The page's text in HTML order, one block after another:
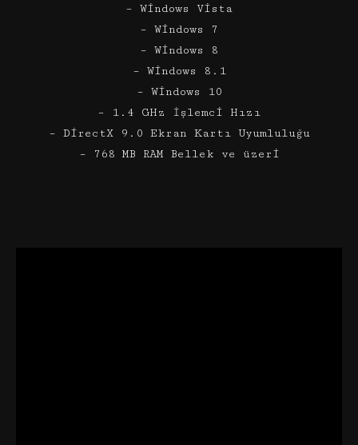
– Windows Vista
– Windows 7
– Windows 8
– Windows 8.1
– Windows 10
– 1.4 GHz İşlemci Hızı
– DirectX 9.0 Ekran Kartı Uyumluluğu
– 768 MB RAM Bellek ve üzeri